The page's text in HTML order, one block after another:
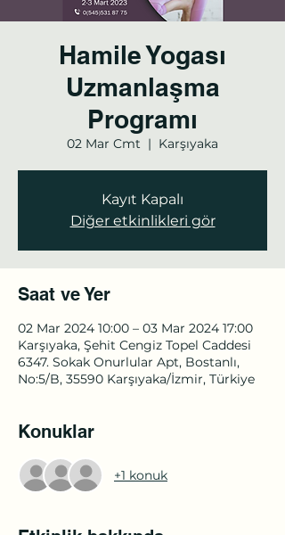
Hamile Yogası
Uzmanlaşma
Programı
02 Mar Cmt
  |
Karşıyaka
Kayıt Kapalı
Diğer etkinlikleri gör
Saat ve Yer
02 Mar 2024 10:00 – 03 Mar 2024 17:00
Karşıyaka, Şehit Cengiz Topel Caddesi
6347. Sokak Onurlular Apt, Bostanlı,
No:5/B, 35590 Karşıyaka/İzmir, Türkiye
Konuklar
+1 konuk